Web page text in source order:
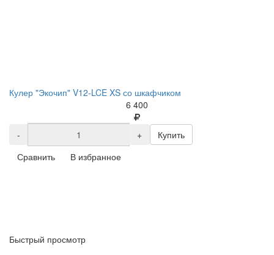
Кулер "Экочип" V12-LCE XS со шкафчиком
6 400
- +
Купить
Сравнить
В избранное
Быстрый просмотр